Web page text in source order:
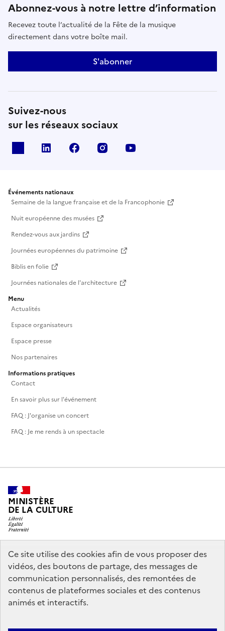
Ce site utilise des cookies afin de vous proposer des
vidéos, des boutons de partage, des messages de
communication personnalisés, des remontées de
contenus de plateformes sociales et des contenus
animés et interactifs.
Abonnez-vous à notre lettre d’information
Recevez toute l’actualité de la Fête de la musique
directement dans votre boîte mail.
S'abonner
Suivez-nous
sur les réseaux sociaux
Linkedin Facebook Instagram
Événements nationaux
Semaine de la langue française et de la Francophonie
Nuit européenne des musées
Rendez-vous aux jardins
Journées européennes du patrimoine
Biblis en folie
Journées nationales de l'architecture
Menu
Actualités
Espace organisateurs
Espace presse
Nos partenaires
Informations pratiques
Contact
En savoir plus sur l'événement
FAQ : J'organise un concert
FAQ : Je me rends à un spectacle
MINISTÈRE
DE LA CULTURE
legifrance.gouv.fr
info.gouv.fr
service-public.gouv.fr
data.gouv.fr
Accessibilité : partiellement conforme Politique générale de